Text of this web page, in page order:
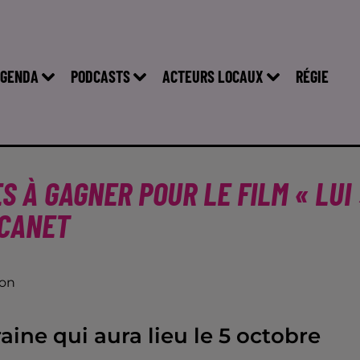
PODCASTS ACTEURS LOCAUX RÉGIE
À GAGNER POUR LE FILM «
qui aura lieu le 5 octobre